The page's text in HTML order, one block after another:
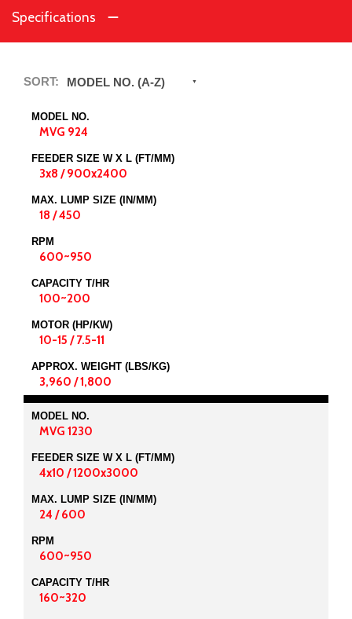
Specifications
SORT: MODEL NO. (A-Z)
MODEL NO.
MVG 924
FEEDER SIZE W X L (FT/MM)
3x8 / 900x2400
MAX. LUMP SIZE (IN/MM)
18 / 450
RPM
600~950
CAPACITY T/HR
100~200
MOTOR (HP/KW)
10-15 / 7.5-11
APPROX. WEIGHT (LBS/KG)
3,960 / 1,800
MODEL NO.
MVG 1230
FEEDER SIZE W X L (FT/MM)
4x10 / 1200x3000
MAX. LUMP SIZE (IN/MM)
24 / 600
RPM
600~950
CAPACITY T/HR
160~320